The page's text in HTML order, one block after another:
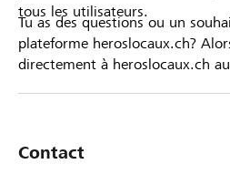
tous les utilisateurs.
Tu as des questions ou un
plateforme heroslocaux.ch?
directement à heroslocaux.ch
Contact